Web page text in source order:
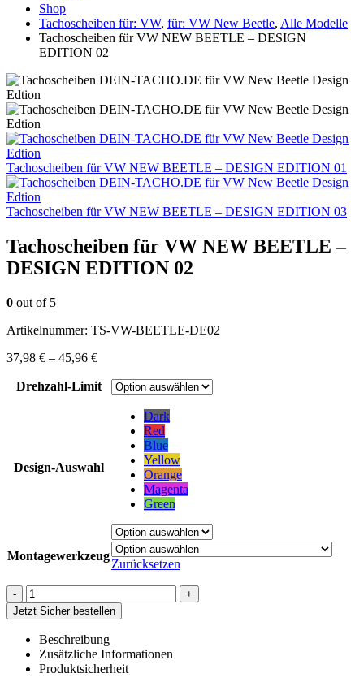
Shop
Tachoscheiben für: VW, für: VW New Beetle, Alle Modelle
Tachoscheiben für VW NEW BEETLE – DESIGN
EDITION 02
Tachoscheiben für VW NEW BEETLE – DESIGN EDITION 01
Tachoscheiben für VW NEW BEETLE – DESIGN EDITION 03
Tachoscheiben für VW NEW BEETLE –
DESIGN EDITION 02
0 out of 5
Artikelnummer: TS-VW-BEETLE-DE02
37,98 € – 45,96 €
Drehzahl-Limit
Design-Auswahl
Dark
Red
Blue
Yellow
Orange
Magenta
Green
Montagewerkzeug
Zurücksetzen
-
+
Jetzt Sicher bestellen
Beschreibung
Zusätzliche Informationen
Produktsicherheit